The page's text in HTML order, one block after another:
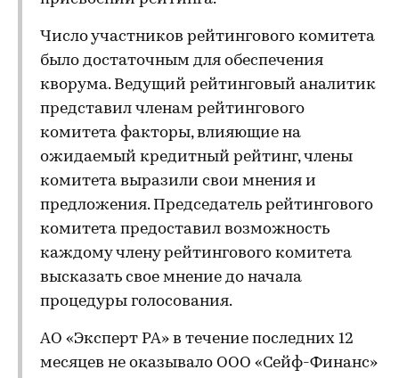
Число участников рейтингового комитета
было достаточным для обеспечения
кворума. Ведущий рейтинговый аналитик
представил членам рейтингового
комитета факторы, влияющие на
ожидаемый кредитный рейтинг, члены
комитета выразили свои мнения и
предложения. Председатель рейтингового
комитета предоставил возможность
каждому члену рейтингового комитета
высказать свое мнение до начала
процедуры голосования.
АО «Эксперт РА» в течение последних 12
месяцев не оказывало ООО «Сейф-Финанс»